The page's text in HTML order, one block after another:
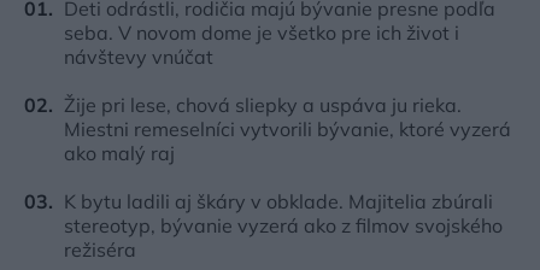
Deti odrástli, rodičia majú bývanie presne podľa
seba. V novom dome je všetko pre ich život i
návštevy vnúčat
Žije pri lese, chová sliepky a uspáva ju rieka.
Miestni remeselníci vytvorili bývanie, ktoré vyzerá
ako malý raj
K bytu ladili aj škáry v obklade. Majitelia zbúrali
stereotyp, bývanie vyzerá ako z filmov svojského
režiséra